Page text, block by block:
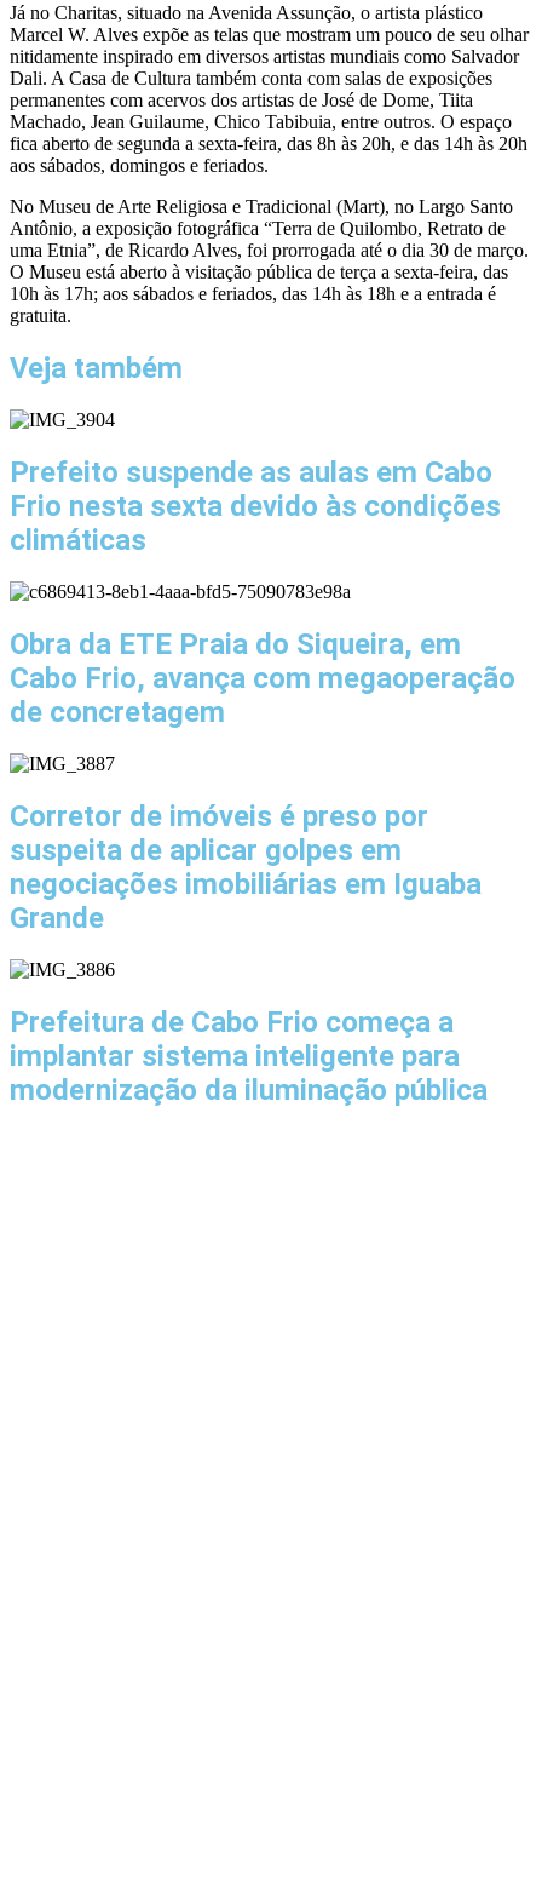
Já no Charitas, situado na Avenida Assunção, o artista plástico
Marcel W. Alves expõe as telas que mostram um pouco de seu olhar
nitidamente inspirado em diversos artistas mundiais como Salvador
Dali. A Casa de Cultura também conta com salas de exposições
permanentes com acervos dos artistas de José de Dome, Tiita
Machado, Jean Guilaume, Chico Tabibuia, entre outros. O espaço
fica aberto de segunda a sexta-feira, das 8h às 20h, e das 14h às 20h
aos sábados, domingos e feriados.
No Museu de Arte Religiosa e Tradicional (Mart), no Largo Santo
Antônio, a exposição fotográfica “Terra de Quilombo, Retrato de
uma Etnia”, de Ricardo Alves, foi prorrogada até o dia 30 de março.
O Museu está aberto à visitação pública de terça a sexta-feira, das
10h às 17h; aos sábados e feriados, das 14h às 18h e a entrada é
gratuita.
Veja também
Prefeito suspende as aulas em Cabo
Frio nesta sexta devido às condições
climáticas
Obra da ETE Praia do Siqueira, em
Cabo Frio, avança com megaoperação
de concretagem
Corretor de imóveis é preso por
suspeita de aplicar golpes em
negociações imobiliárias em Iguaba
Grande
Prefeitura de Cabo Frio começa a
implantar sistema inteligente para
modernização da iluminação pública